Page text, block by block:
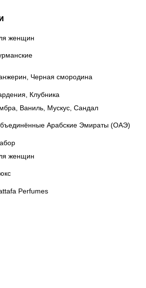
женщин
Черная смородина
Клубника
Ваниль, Мускус, Сандал
Арабские Эмираты (ОАЭ)
женщин
Perfumes